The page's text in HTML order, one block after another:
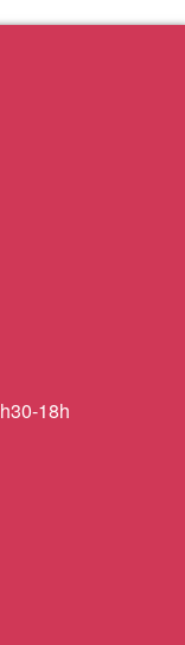
18h